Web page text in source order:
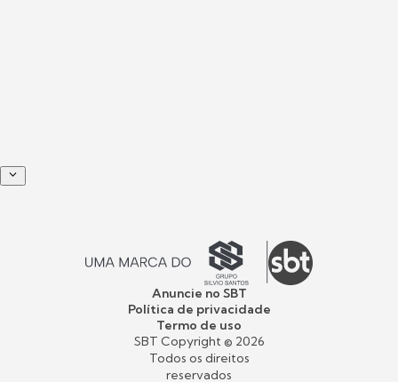
Anuncie no SBT
Política de privacidade
Termo de uso
SBT Copyright © 2026
Todos os direitos
reservados